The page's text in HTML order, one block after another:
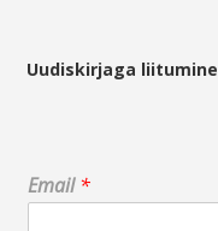
Uudiskirjaga liitumine
E
m
Email*